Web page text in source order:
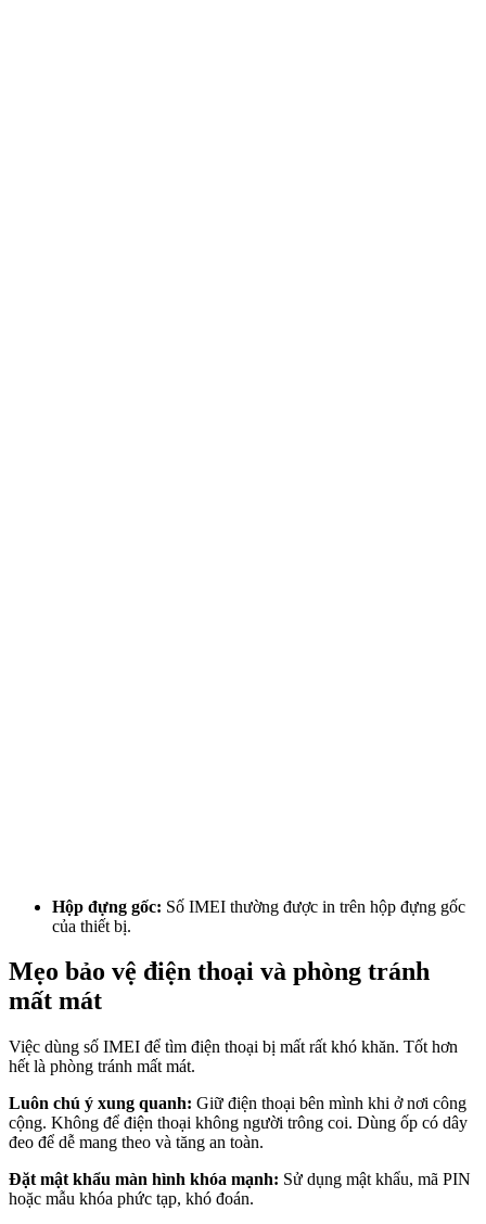
Hộp đựng gốc: Số IMEI thường được in trên hộp đựng gốc
của thiết bị.
Mẹo bảo vệ điện thoại và phòng tránh
mất mát
Việc dùng số IMEI để tìm điện thoại bị mất rất khó khăn. Tốt hơn
hết là phòng tránh mất mát.
Luôn chú ý xung quanh: Giữ điện thoại bên mình khi ở nơi công
cộng. Không để điện thoại không người trông coi. Dùng ốp có dây
đeo để dễ mang theo và tăng an toàn.
Đặt mật khẩu màn hình khóa mạnh: Sử dụng mật khẩu, mã PIN
hoặc mẫu khóa phức tạp, khó đoán.